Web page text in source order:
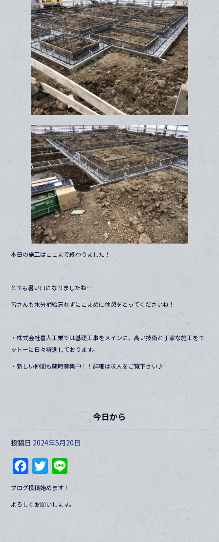
本日の施工はここまで終わりました！
とても暑い日になりましたね…
皆さんも水分補給忘れずにこまめに休憩をとってくださいね！
・株式会社喜人工業では基礎工事をメインに、高い技術と丁寧な施工をモ
ットーに日々精進しております。
・新しい仲間も随時募集中！！詳細は求人をご覧下さい♪
今日から
投稿日 2024年5月20日
F
a
c
e
T
w
itt
er
n
e
ブログ投稿始めます！
よろしくお願いします。